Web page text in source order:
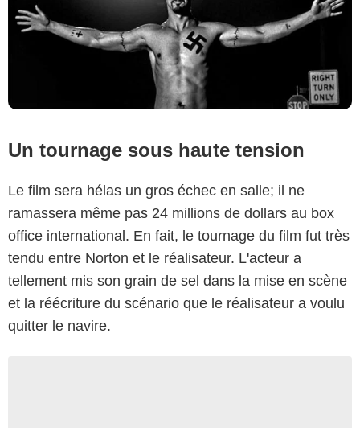
Un tournage sous haute tension
Le film sera hélas un gros échec en salle; il ne
ramassera même pas 24 millions de dollars au box
office international. En fait, le tournage du film fut très
tendu entre Norton et le réalisateur. L'acteur a
tellement mis son grain de sel dans la mise en scène
et la réécriture du scénario que le réalisateur a voulu
quitter le navire.